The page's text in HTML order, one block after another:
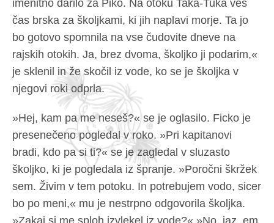
imenitno darilo za Piko. Na otoku Taka-Tuka ves
čas brska za školjkami, ki jih naplavi morje. Ta jo
bo gotovo spomnila na vse čudovite dneve na
rajskih otokih. Ja, brez dvoma, školjko ji podarim,«
je sklenil in že skočil iz vode, ko se je školjka v
njegovi roki odprla.
»Hej, kam pa me neseš?« se je oglasilo. Ficko je
presenečeno pogledal v roko. »Pri kapitanovi
bradi, kdo pa si ti?« se je zagledal v sluzasto
školjko, ki je pogledala iz špranje. »Poročni škržek
sem. Živim v tem potoku. In potrebujem vodo, sicer
bo po meni,« mu je nestrpno odgovorila školjka.
»Zakaj si me sploh izvlekel iz vode?« »No, jaz, em,